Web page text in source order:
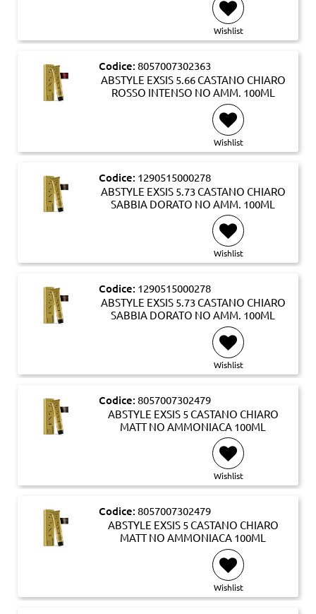
Wishlist
Codice: 8057007302363
ABSTYLE EXSIS 5.66 CASTANO CHIARO
ROSSO INTENSO NO AMM. 100ML
Wishlist
Codice: 1290515000278
ABSTYLE EXSIS 5.73 CASTANO CHIARO
SABBIA DORATO NO AMM. 100ML
Wishlist
Codice: 1290515000278
ABSTYLE EXSIS 5.73 CASTANO CHIARO
SABBIA DORATO NO AMM. 100ML
Wishlist
Codice: 8057007302479
ABSTYLE EXSIS 5 CASTANO CHIARO
MATT NO AMMONIACA 100ML
Wishlist
Codice: 8057007302479
ABSTYLE EXSIS 5 CASTANO CHIARO
MATT NO AMMONIACA 100ML
Wishlist